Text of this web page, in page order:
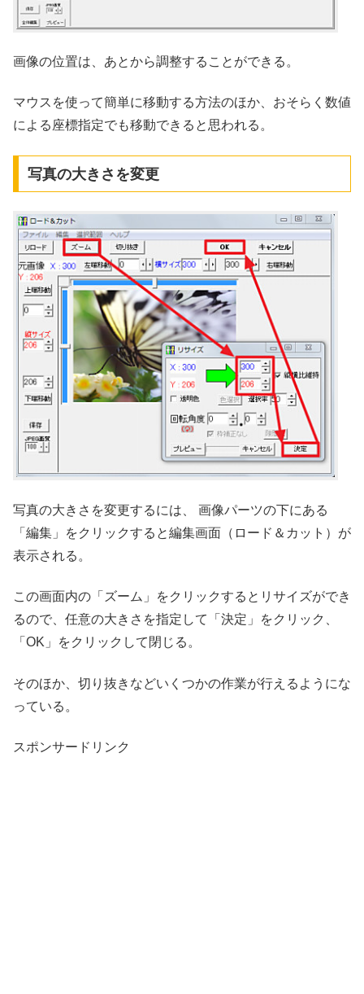
画像の位置は、あとから調整することができる。
マウスを使って簡単に移動する方法のほか、おそらく数値
による座標指定でも移動できると思われる。
写真の大きさを変更
写真の大きさを変更するには、 画像パーツの下にある
「編集」をクリックすると編集画面（ロード＆カット）が
表示される。
この画面内の「ズーム」をクリックするとリサイズができ
るので、任意の大きさを指定して「決定」をクリック、
「OK」をクリックして閉じる。
そのほか、切り抜きなどいくつかの作業が行えるようにな
っている。
スポンサードリンク